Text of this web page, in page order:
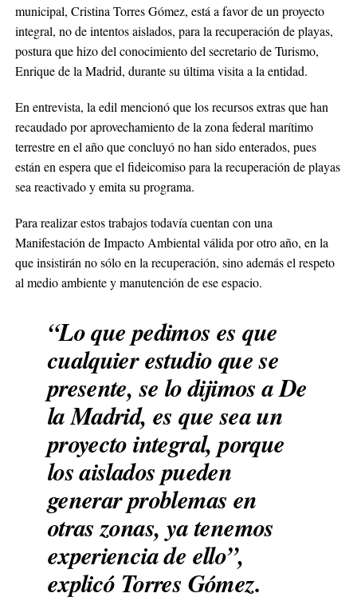
municipal, Cristina Torres Gómez, está a favor de un proyecto
integral, no de intentos aislados, para la recuperación de playas,
postura que hizo del conocimiento del secretario de Turismo,
Enrique de la Madrid, durante su última visita a la entidad.
En entrevista, la edil mencionó que los recursos extras que han
recaudado por aprovechamiento de la zona federal marítimo
terrestre en el año que concluyó no han sido enterados, pues
están en espera que el fideicomiso para la recuperación de playas
sea reactivado y emita su programa.
Para realizar estos trabajos todavía cuentan con una
Manifestación de Impacto Ambiental válida por otro año, en la
que insistirán no sólo en la recuperación, sino además el respeto
al medio ambiente y manutención de ese espacio.
“Lo que pedimos es que
cualquier estudio que se
presente, se lo dijimos a De
la Madrid, es que sea un
proyecto integral, porque
los aislados pueden
generar problemas en
otras zonas, ya tenemos
experiencia de ello”,
explicó Torres Gómez.